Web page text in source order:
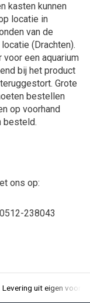
kasten kunnen
locatie in
van de
(Drachten).
een aquarium
bij het product
Grote
bestellen
op voorhand
besteld.
ons op:
238043
Levering uit eigen